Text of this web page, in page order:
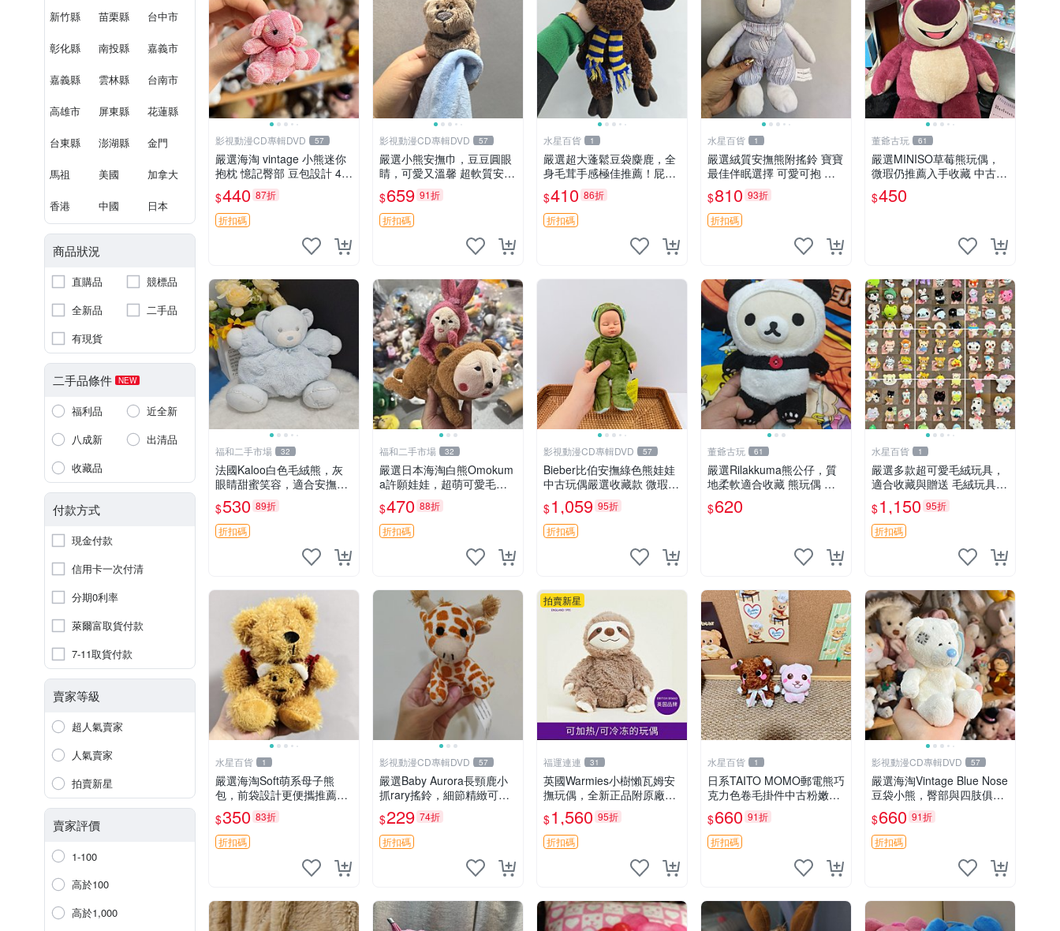
新竹縣 苗栗縣 台中市
彰化縣 南投縣 嘉義市
嘉義縣 雲林縣 台南市
高雄市 屏東縣 花蓮縣
台東縣 澎湖縣 金門
馬祖 美國 加拿大
香港 中國 日本
商品狀況
直購品
競標品
全新品
二手品
有現貨
二手品條件 NEW
福利品
近全新
八成新
出清品
收藏品
付款方式
現金付款
信用卡一次付清
分期0利率
萊爾富取貨付款
7-11取貨付款
賣家等級
超人氣賣家
人氣賣家
拍賣新星
賣家評價
1-100
高於100
高於1,000
影視動漫CD專輯DVD 57
嚴選海淘 vintage 小熊迷你
抱枕 憶記臀部 豆包設計 4c
m 高 推薦收藏 迷你豆包小
熊、高臀部、豆袋抱枕
$440 87折
折扣碼
影視動漫CD專輯DVD 57
嚴選小熊安撫巾，豆豆圓眼
睛，可愛又溫馨 超軟質安撫
巾，豆豆設計，哄睡好幫手
約克豆豆眼安撫巾 數碼豆豆
眼
$659 91折
折扣碼
水星百貨 1
嚴選超大蓬鬆豆袋麋鹿，全
身毛茸手感極佳推薦！屁股
與四肢填充均勻，適合收藏
與孩童共賞。 麋鹿 豆袋 毛
茸玩具
$410 86折
折扣碼
水星百貨 1
嚴選絨質安撫熊附搖鈴 寶寶
最佳伴眠選擇 可愛可抱 絨
毛玩具 安撫熊 嬰兒用
$810 93折
折扣碼
董爺古玩 61
嚴選MINISO草莓熊玩偶，
微瑕仍推薦入手收藏 中古 M
INISO 草莓熊 玩具 收藏
$450
福和二手市場 32
法國Kaloo白色毛絨熊，灰
眼睛甜蜜笑容，適合安撫逗
趣可愛，柔軟面料手感佳。
14 白色安撫熊 毛絨玩具 寶
寶逗樂具
$530 89折
折扣碼
福和二手市場 32
嚴選日本海淘白熊Omokum
a許願娃娃，超萌可愛毛絨
公仔推薦收藏 白熊 Omoku
ma 毛絨玩具 偽裝娃娃 玩具
擺飾
$470 88折
折扣碼
影視動漫CD專輯DVD 57
Bieber比伯安撫綠色熊娃娃
中古玩偶嚴選收藏款 微瑕輕
度使用 Bieber綠熊娃娃 中
古玩偶 微瑕
$1,059 95折
折扣碼
董爺古玩 61
嚴選Rilakkuma熊公仔，質
地柔軟適合收藏 熊玩偶 柔
軟 公仔 收藏
$620
水星百貨 1
嚴選多款超可愛毛絨玩具，
適合收藏與贈送 毛絨玩具、
抱枕、公仔
$1,150 95折
折扣碼
水星百貨 1
嚴選海淘Soft萌系母子熊
包，前袋設計更便攜推薦收
藏 母子熊 軟綿綿 包包
$350 83折
折扣碼
影視動漫CD專輯DVD 57
嚴選Baby Aurora長頸鹿小
抓rary搖鈴，細節精緻可聆
聽清脆鈴音 軟萌可愛 定制
紀念 金屬搖鈴 新手媽咪推
薦 長頸鹿 抓rary 搖鈴
$229 74折
折扣碼
拍賣新星
福運連連 31
英國Warmies小樹懶瓦姆安
撫玩偶，全新正品附原廠吊
牌與防塵袋，內藏薰衣草可
加熱，適合各個年齡層，冷
暖兩用享受抱抱樂趣，不容
錯過嚴選好物 溫暖 冷感
$1,560 95折
折扣碼
水星百貨 1
日系TAITO MOMO郵電熊巧
克力色卷毛掛件中古粉嫩玩
偶微瑕推薦 postpet momo
郵電熊 中古玩偶
$660 91折
折扣碼
影視動漫CD專輯DVD 57
嚴選海淘Vintage Blue Nose
豆袋小熊，臀部與四肢俱
全，坐高11公分，附原盒與
吊牌收藏。藍鼻子小熊，值
得擁有 玩具 憶熊
$660 91折
折扣碼